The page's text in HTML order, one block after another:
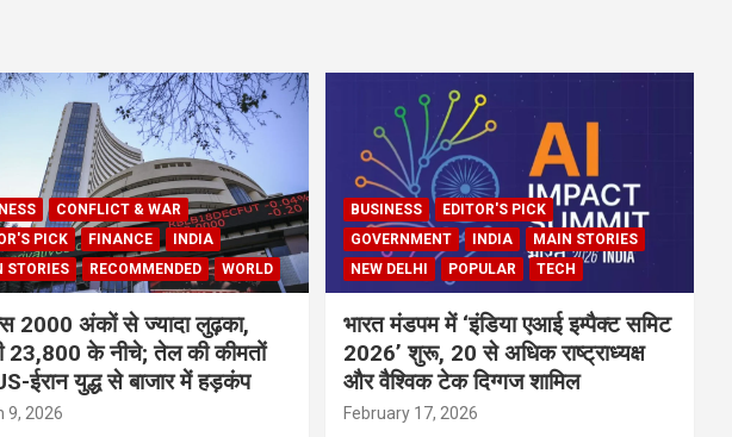
CONFLICT & WAR
PICK
FINANCE
INDIA
STORIES
RECOMMENDED WORLD
2000 अंकों से ज्यादा लुढ़का,
23,800 के नीचे; तेल की कीमतों
ईरान युद्ध से बाजार में हड़कंप
9, 2026
BUSINESS
EDITOR'S PICK
GOVERNMENT
INDIA
MAIN STORIES
NEW DELHI
POPULAR TECH
भारत मंडपम में ‘इंडिया एआई इम्पैक्ट समिट
2026’ शुरू, 20 से अधिक राष्ट्राध्यक्ष
और वैश्विक टेक दिग्गज शामिल
February 17, 2026